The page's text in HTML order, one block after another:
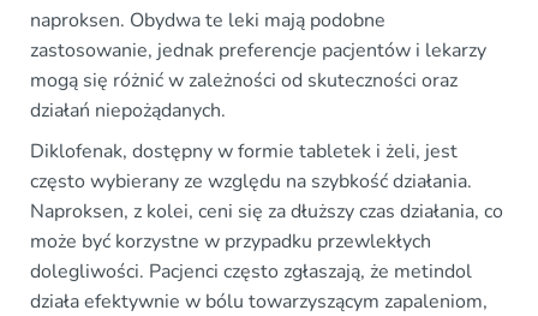
naproksen. Obydwa te leki mają podobne
zastosowanie, jednak preferencje pacjentów i lekarzy
mogą się różnić w zależności od skuteczności oraz
działań niepożądanych.
Diklofenak, dostępny w formie tabletek i żeli, jest
często wybierany ze względu na szybkość działania.
Naproksen, z kolei, ceni się za dłuższy czas działania, co
może być korzystne w przypadku przewlekłych
dolegliwości. Pacjenci często zgłaszają, że metindol
działa efektywnie w bólu towarzyszącym zapaleniom,